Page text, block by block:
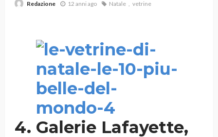
Redazione 12 anni ago Natale vetrine
4. Galerie Lafayette,